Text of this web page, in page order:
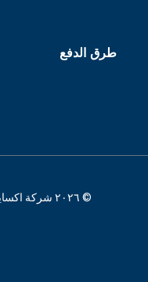
طرق الدفع
© ٢٠٢٦ شركة اكسايت للتجارة العامة ش.ش.و